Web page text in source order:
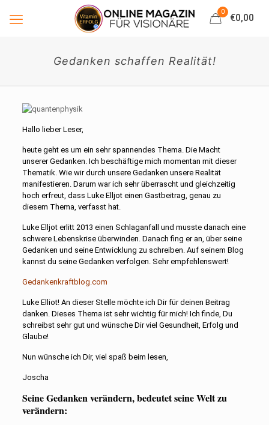
0
€0,00
Gedanken schaffen Realität!
Hallo lieber Leser,
heute geht es um ein sehr spannendes Thema. Die Macht
unserer Gedanken. Ich beschäftige mich momentan mit dieser
Thematik. Wie wir durch unsere Gedanken unsere Realität
manifestieren. Darum war ich sehr überrascht und gleichzeitig
hoch erfreut, dass Luke Elljot einen Gastbeitrag, genau zu
diesem Thema, verfasst hat.
Luke Elljot erlitt 2013 einen Schlaganfall und musste danach eine
schwere Lebenskrise überwinden. Danach fing er an, über seine
Gedanken und seine Entwicklung zu schreiben. Auf seinem Blog
kannst du seine Gedanken verfolgen. Sehr empfehlenswert!
Gedankenkraftblog.com
Luke Elliot! An dieser Stelle möchte ich Dir für deinen Beitrag
danken. Dieses Thema ist sehr wichtig für mich! Ich finde, Du
schreibst sehr gut und wünsche Dir viel Gesundheit, Erfolg und
Glaube!
Nun wünsche ich Dir, viel spaß beim lesen,
Joscha
Seine Gedanken verändern, bedeutet seine Welt zu
verändern: